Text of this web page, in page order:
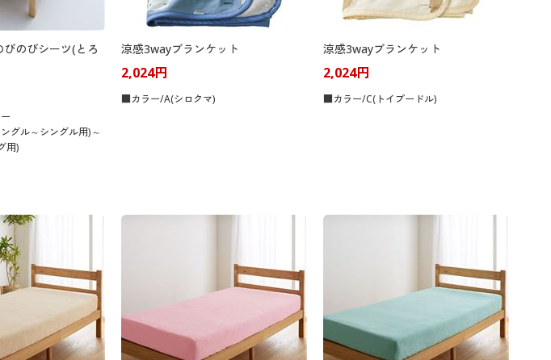
のびシーツ(とろ
グル～シングル用)～
用)
涼感3wayブランケット
2,024円
■カラー/A(シロクマ)
涼感3wayブランケット
2,024円
■カラー/C(トイプードル)